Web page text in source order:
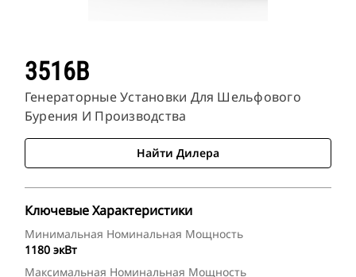
3516B
Генераторные Установки Для Шельфового
Бурения И Производства
Найти Дилера
Ключевые Характеристики
Минимальная Номинальная Мощность
1180 экВт
Максимальная Номинальная Мощность